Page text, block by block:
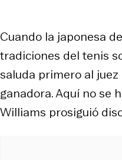
Cuando la japonesa
tradiciones del tenis
saluda primero al juez
ganadora. Aquí no se
Williams prosiguió